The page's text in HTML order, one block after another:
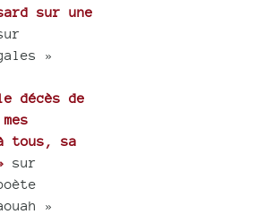
sur une
»
décès de
tous, sa
sur
»